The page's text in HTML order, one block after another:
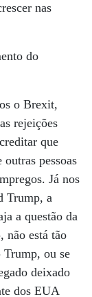
nas
do
o Brexit,
rejeições
que
pessoas
Já nos
Trump, a
a questão da
não está tão
Trump, ou se
deixado
dos EUA